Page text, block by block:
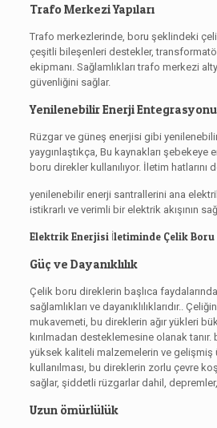
Trafo Merkezi Yapıları
Trafo merkezlerinde, boru şeklindeki
çeşitli bileşenleri destekler,
ekipmanı. Sağlamlıkları trafo merkezi
güvenliğini sağlar.
Yenilenebilir Enerji Entegrasyonu
Rüzgar ve güneş enerjisi gibi
yaygınlaştıkça, Bu kaynakları şebekeye
boru direkler kullanılıyor. İletim hatlarını
yenilenebilir enerji santrallerini ana
istikrarlı ve verimli bir elektrik akışının
Elektrik Enerjisi İletiminde Çelik
Güç ve Dayanıklılık
Çelik boru direklerin başlıca
sağlamlıkları ve dayanıklılıklarıdır..
mukavemeti, bu direklerin ağır yükleri
kırılmadan desteklemesine olanak
yüksek kaliteli malzemelerin ve gelişmiş
kullanılması, bu direklerin zorlu çevre
sağlar, şiddetli rüzgarlar dahil, depremler,
Uzun ömürlülük